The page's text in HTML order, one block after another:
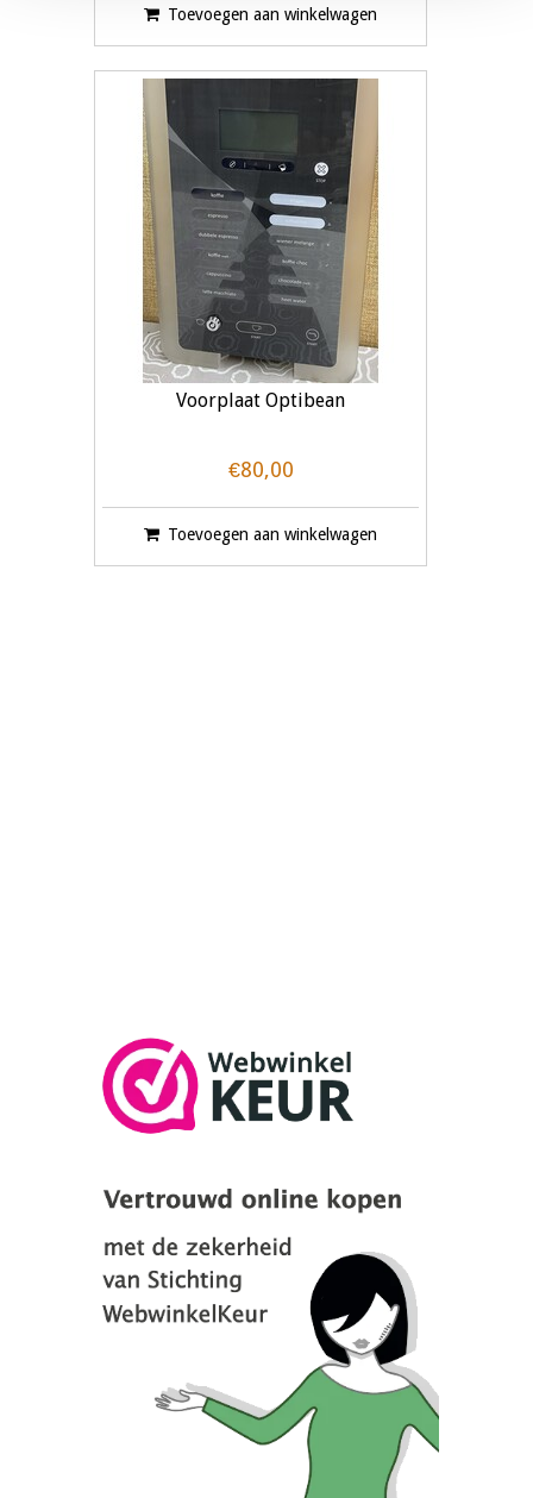
Toevoegen aan winkelwagen
Voorplaat Optibean
€80,00
Toevoegen aan winkelwagen